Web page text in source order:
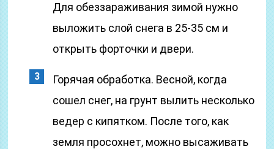
Для обеззараживания зимой нужно
выложить слой снега в 25-35 см и
открыть форточки и двери.
Горячая обработка. Весной, когда
сошел снег, на грунт вылить несколько
ведер с кипятком. После того, как
земля просохнет, можно высаживать